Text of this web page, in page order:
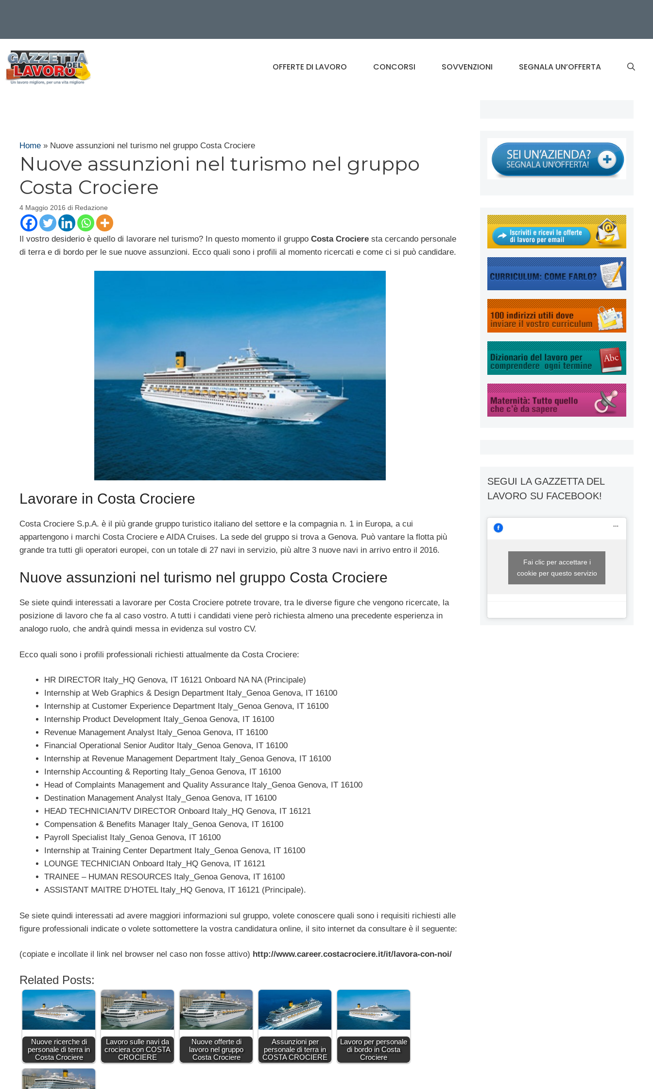
contenuto
OFFERTE DI LAVORO CONCORSI SOVVENZIONI SEGNALA UN’OFFERTA
Home » Nuove assunzioni nel turismo nel gruppo Costa Crociere
Nuove assunzioni nel turismo nel gruppo
Costa Crociere
4 Maggio 2016 di Redazione
Il vostro desiderio è quello di lavorare nel turismo? In questo momento il gruppo Costa Crociere sta cercando personale
di terra e di bordo per le sue nuove assunzioni. Ecco quali sono i profili al momento ricercati e come ci si può candidare.
Lavorare in Costa Crociere
Costa Crociere S.p.A. è il più grande gruppo turistico italiano del settore e la compagnia n. 1 in Europa, a cui
appartengono i marchi Costa Crociere e AIDA Cruises. La sede del gruppo si trova a Genova. Può vantare la flotta più
grande tra tutti gli operatori europei, con un totale di 27 navi in servizio, più altre 3 nuove navi in arrivo entro il 2016.
Nuove assunzioni nel turismo nel gruppo Costa Crociere
Se siete quindi interessati a lavorare per Costa Crociere potrete trovare, tra le diverse figure che vengono ricercate, la
posizione di lavoro che fa al caso vostro. A tutti i candidati viene però richiesta almeno una precedente esperienza in
analogo ruolo, che andrà quindi messa in evidenza sul vostro CV.
Ecco quali sono i profili professionali richiesti attualmente da Costa Crociere:
HR DIRECTOR Italy_HQ Genova, IT 16121 Onboard NA NA (Principale)
Internship at Web Graphics & Design Department Italy_Genoa Genova, IT 16100
Internship at Customer Experience Department Italy_Genoa Genova, IT 16100
Internship Product Development Italy_Genoa Genova, IT 16100
Revenue Management Analyst Italy_Genoa Genova, IT 16100
Financial Operational Senior Auditor Italy_Genoa Genova, IT 16100
Internship at Revenue Management Department Italy_Genoa Genova, IT 16100
Internship Accounting & Reporting Italy_Genoa Genova, IT 16100
Head of Complaints Management and Quality Assurance Italy_Genoa Genova, IT 16100
Destination Management Analyst Italy_Genoa Genova, IT 16100
HEAD TECHNICIAN/TV DIRECTOR Onboard Italy_HQ Genova, IT 16121
Compensation & Benefits Manager Italy_Genoa Genova, IT 16100
Payroll Specialist Italy_Genoa Genova, IT 16100
Internship at Training Center Department Italy_Genoa Genova, IT 16100
LOUNGE TECHNICIAN Onboard Italy_HQ Genova, IT 16121
TRAINEE – HUMAN RESOURCES Italy_Genoa Genova, IT 16100
ASSISTANT MAITRE D’HOTEL Italy_HQ Genova, IT 16121 (Principale).
Se siete quindi interessati ad avere maggiori informazioni sul gruppo, volete conoscere quali sono i requisiti richiesti alle
figure professionali indicate o volete sottomettere la vostra candidatura online, il sito internet da consultare è il seguente:
(copiate e incollate il link nel browser nel caso non fosse attivo) http://www.career.costacrociere.it/it/lavora-con-noi/
Related Posts:
Nuove ricerche di
personale di terra in
Costa Crociere
Lavoro sulle navi da
crociera con COSTA
CROCIERE
Nuove offerte di
lavoro nel gruppo
Costa Crociere
Assunzioni per
personale di terra in
COSTA CROCIERE
Lavoro per personale
di bordo in Costa
Crociere
SEGUI LA GAZZETTA DEL
LAVORO SU FACEBOOK!
Fai clic per accettare i
cookie per questo servizio